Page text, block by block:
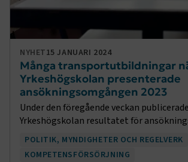
NYHET15 JANUARI 2024
Många transportutbildningar
Yrkeshögskolan presenterade
ansökningsomgången 2023
Under den föregående veckan publicerade
Yrkeshögskolan resultatet för
2023. Totalt beviljade myndigheten 477
inkomna ansökningarna vilket innebär
POLITIK, MYNDIGHETER OCH REGELVERK
KOMPETENSFÖRSÖRJNING